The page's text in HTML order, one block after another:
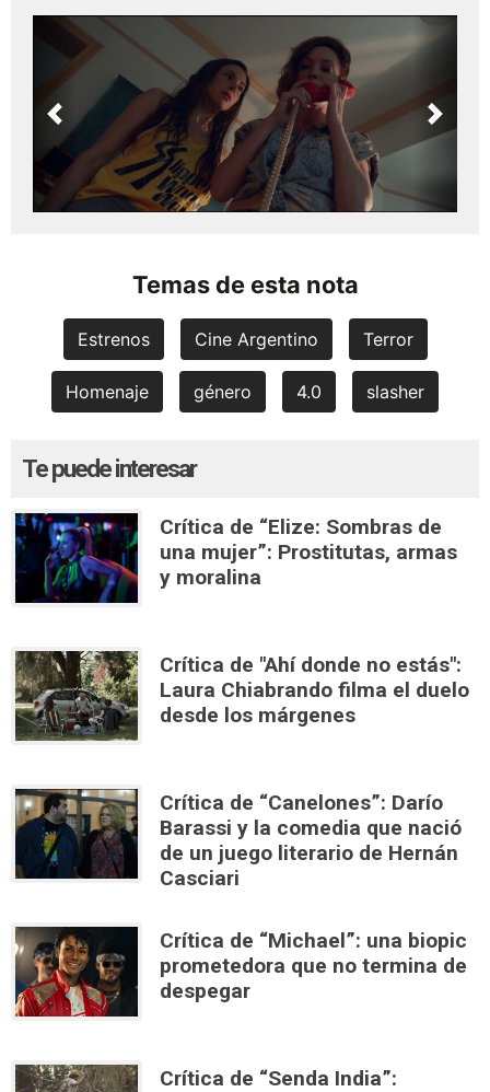
Previous Next
Temas de esta nota
Estrenos Cine Argentino Terror
Homenaje género 4.0 slasher
Te puede interesar
Crítica de “Elize: Sombras de
una mujer”: Prostitutas, armas
y moralina
Crítica de "Ahí donde no estás":
Laura Chiabrando filma el duelo
desde los márgenes
Crítica de “Canelones”: Darío
Barassi y la comedia que nació
de un juego literario de Hernán
Casciari
Crítica de “Michael”: una biopic
prometedora que no termina de
despegar
Crítica de “Senda India”: